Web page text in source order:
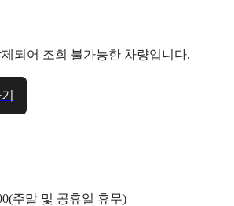
되어 조회 불가능한 차량입니다.
주말 및 공휴일 휴무)